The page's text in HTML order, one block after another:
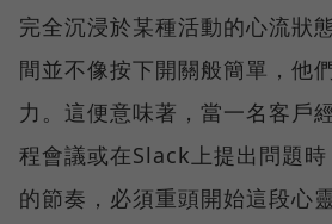
完全沉浸於某種活動的心流狀
間並不像按下開關般簡單，他
力。這便意味著，當一名客戶
程會議或在Slack上提出問題
的節奏，必須重頭開始這段心靈